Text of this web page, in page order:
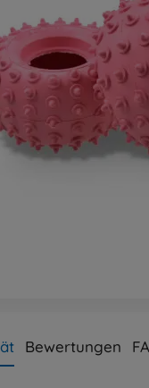
Bewertungen